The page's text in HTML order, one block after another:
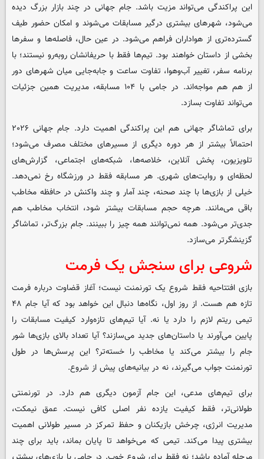
این پراکندگی می‌تواند مزیت باشد. جام جهانی در چند بازار بزرگ دیده
می‌شود، شهرهای بیشتری درگیر مسابقات می‌شوند و امکان حضور طیف
گسترده‌تری از هواداران فراهم می‌شود. در عین حال، فاصله‌ها و سفرها
بخشی از داستان خواهند بود. تیم‌ها فقط با حریفانشان روبه‌رو نیستند؛ با
برنامه سفر، تغییر آب‌وهوا، تفاوت ساعت و جابه‌جایی میان شهرهای دور
از هم هم مواجه‌اند. در جامی با ۱۰۴ مسابقه، مدیریت همین جزئیات
می‌تواند تفاوت بسازد.
برای تماشاگر جهانی هم این پراکندگی اهمیت دارد. جام جهانی ۲۰۲۶
احتمالاً بیشتر از هر دوره دیگری از مسیرهای مختلف مصرف می‌شود؛
تلویزیون، پخش آنلاین، خلاصه‌ها، شبکه‌های اجتماعی، گزارش‌های
لحظه‌ای و روایت‌های شهری. هر مسابقه فقط در ورزشگاه رخ نمی‌دهد.
خیلی از بازی‌ها با چند صحنه، چند آمار و چند واکنش در حافظه مخاطب
باقی می‌مانند. هرچه حجم مسابقات بیشتر شود، انتخاب مخاطب هم
جدی‌تر می‌شود. همه نمی‌توانند همه چیز را ببینند. جام بزرگ‌تر، تماشاگر
گزینشگرتر می‌سازد.
شروعی برای سنجش یک فرمت
بازی افتتاحیه فقط شروع یک تورنمنت نیست؛ آغاز قضاوت درباره فرمت
تازه هم هست. از روز اول، نگاه‌ها دنبال این خواهد بود که آیا جام ۴۸
تیمی ریتم لازم را دارد یا نه. آیا تیم‌های تازه‌وارد کیفیت مسابقات را
پایین می‌آورند یا داستان‌های جدید می‌سازند؟ آیا تعداد بالای بازی‌ها شور
جام را بیشتر می‌کند یا مخاطب را خسته‌تر؟ این پرسش‌ها در طول
تورنمنت جواب می‌گیرند، نه در بیانیه‌های پیش از شروع.
برای تیم‌های مدعی، این جام آزمون دیگری هم دارد. در تورنمنتی
طولانی‌تر، فقط کیفیت یازده نفر اصلی کافی نیست. عمق نیمکت،
مدیریت انرژی، چرخش بازیکنان و حفظ تمرکز در مسیر طولانی اهمیت
بیشتری پیدا می‌کند. تیمی که می‌خواهد تا پایان بماند، باید برای چند